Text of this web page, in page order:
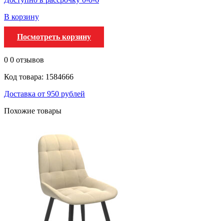
В корзину
Посмотреть корзину
0 0 отзывов
Код товара: 1584666
Доставка от 950 рублей
Похожие товары